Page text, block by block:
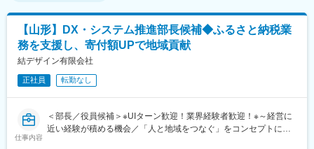
【山形】DX・システム推進部長候補◆ふるさと納税業
務を支援し、寄付額UPで地域貢献
結デザイン有限会社
正社員 転勤なし
仕事内容
＜部長／役員候補＞※UIターン歓迎！業界経験者歓迎！※～経営に
近い経験が積める機会／「人と地域をつなぐ」をコンセプトに地